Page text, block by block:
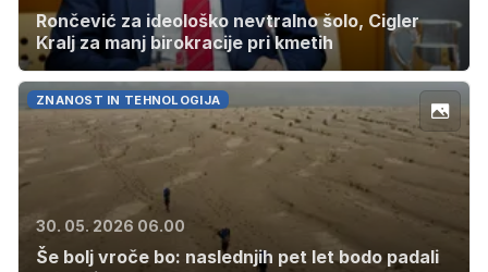
Rončević za ideološko nevtralno šolo, Cigler
Kralj za manj birokracije pri kmetih
ZNANOST IN TEHNOLOGIJA
30. 05. 2026 06.00
Še bolj vroče bo: naslednjih pet let bodo padali